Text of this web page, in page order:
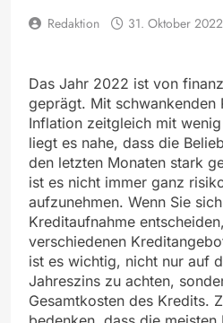
Redaktion 31. Oktober 2022
Das Jahr 2022 ist von
geprägt. Mit schwankenden
Inflation zeitgleich mit
liegt es nahe, dass die
den letzten Monaten stark
ist es nicht immer ganz
aufzunehmen. Wenn Sie
Kreditaufnahme
verschiedenen
ist es wichtig, nicht nur auf
Jahreszins zu achten,
Gesamtkosten des Kredits.